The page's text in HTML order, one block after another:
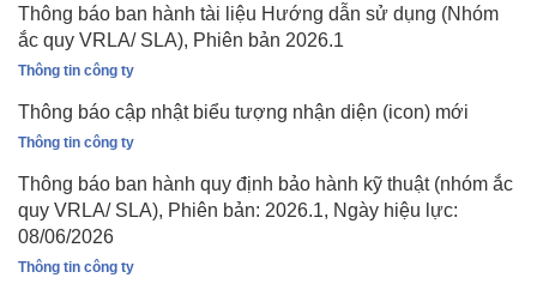
Thông báo ban hành tài liệu Hướng dẫn sử dụng (Nhóm
ắc quy VRLA/ SLA), Phiên bản 2026.1
Thông tin công ty
Thông báo cập nhật biểu tượng nhận diện (icon) mới
Thông tin công ty
Thông báo ban hành quy định bảo hành kỹ thuật (nhóm ắc
quy VRLA/ SLA), Phiên bản: 2026.1, Ngày hiệu lực:
08/06/2026
Thông tin công ty